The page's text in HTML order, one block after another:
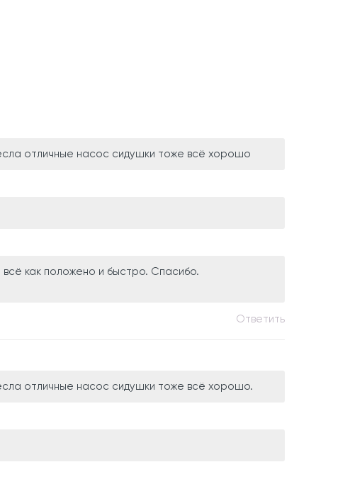
отличные насос сидушки тоже всё хорошо
как положено и быстро. Спасибо.
Ответить
отличные насос сидушки тоже всё хорошо.